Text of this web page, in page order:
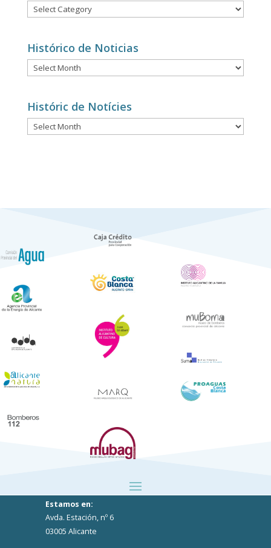
Notícies
per
Histórico de Noticias
Histórico
de
Históric de Notícies
Históric
de
Estamos en:
Avda. Estación, nº 6
03005 Alicante